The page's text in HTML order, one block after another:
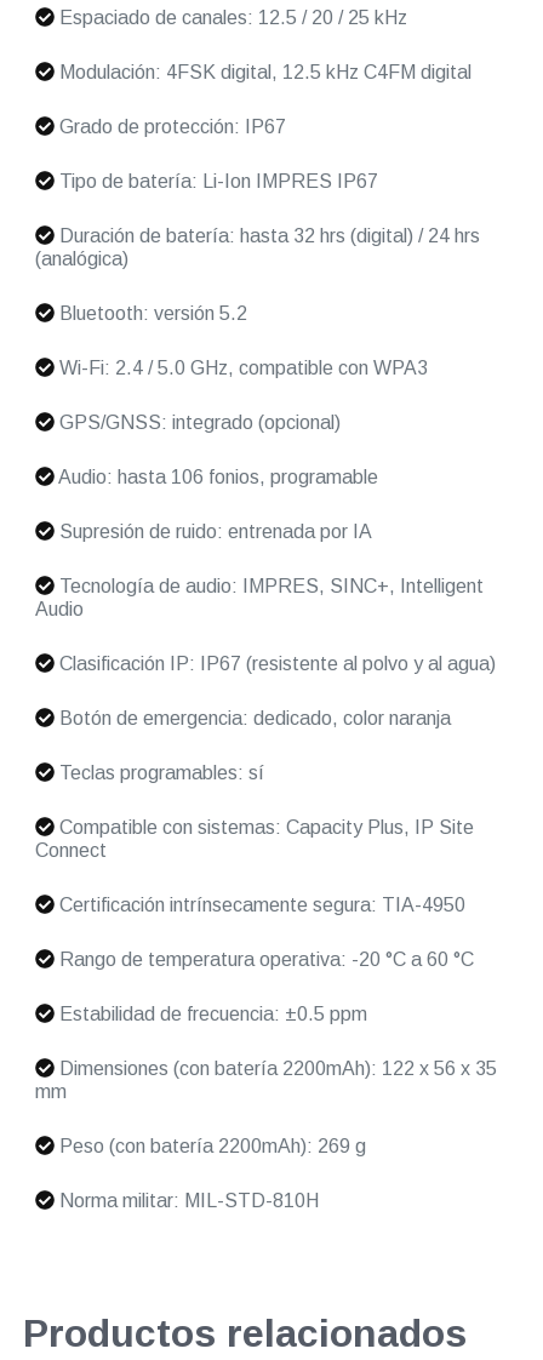
Espaciado de canales: 12.5 / 20 / 25 kHz
Modulación: 4FSK digital, 12.5 kHz C4FM digital
Grado de protección: IP67
Tipo de batería: Li-Ion IMPRES IP67
Duración de batería: hasta 32 hrs (digital) / 24 hrs
(analógica)
Bluetooth: versión 5.2
Wi-Fi: 2.4 / 5.0 GHz, compatible con WPA3
GPS/GNSS: integrado (opcional)
Audio: hasta 106 fonios, programable
Supresión de ruido: entrenada por IA
Tecnología de audio: IMPRES, SINC+, Intelligent
Audio
Clasificación IP: IP67 (resistente al polvo y al agua)
Botón de emergencia: dedicado, color naranja
Teclas programables: sí
Compatible con sistemas: Capacity Plus, IP Site
Connect
Certificación intrínsecamente segura: TIA-4950
Rango de temperatura operativa: -20 °C a 60 °C
Estabilidad de frecuencia: ±0.5 ppm
Dimensiones (con batería 2200mAh): 122 x 56 x 35
mm
Peso (con batería 2200mAh): 269 g
Norma militar: MIL-STD-810H
Productos relacionados